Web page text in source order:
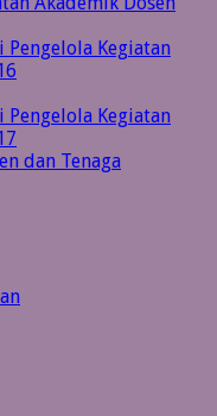
Pengelola Kegiatan
Pengelola Kegiatan
dan Tenaga